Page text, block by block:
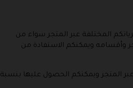
المختلفة عبر المتجر سواء من
وأقسامه ويمكنكم الاستفادة من
المتجر ويمكنكم الحصول عليها بنسبة